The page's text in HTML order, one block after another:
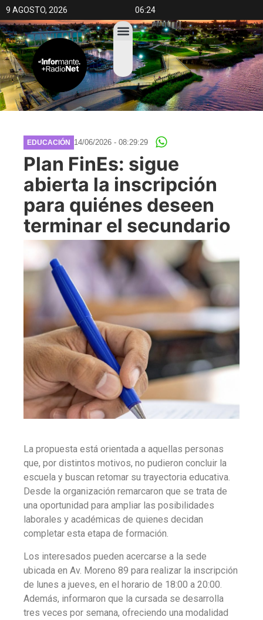
9 AGOSTO, 2026 06:24
EDUCACIÓN 14/06/2026 - 08:29:29
Plan FinEs: sigue
abierta la inscripción
para quiénes deseen
terminar el secundario
La propuesta está orientada a aquellas personas
que, por distintos motivos, no pudieron concluir la
escuela y buscan retomar su trayectoria educativa.
Desde la organización remarcaron que se trata de
una oportunidad para ampliar las posibilidades
laborales y académicas de quienes decidan
completar esta etapa de formación.
Los interesados pueden acercarse a la sede
ubicada en Av. Moreno 89 para realizar la inscripción
de lunes a jueves, en el horario de 18:00 a 20:00.
Además, informaron que la cursada se desarrolla
tres veces por semana, ofreciendo una modalidad